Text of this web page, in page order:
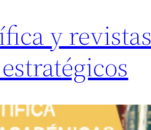
y revistas